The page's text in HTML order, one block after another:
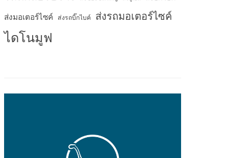
ส่งมอเตอร์ไซค์ ส่งรถบิ๊กไบค์ ส่งรถมอเตอร์ไซค์
ไดโนมูฟ